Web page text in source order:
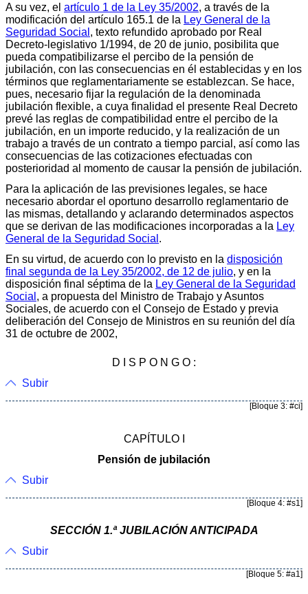
A su vez, el artículo 1 de la Ley 35/2002, a través de la
modificación del artículo 165.1 de la Ley General de la
Seguridad Social , texto refundido aprobado por Real
Decreto-legislativo 1/1994, de 20 de junio, posibilita que
pueda compatibilizarse el percibo de la pensión de
jubilación, con las consecuencias en él establecidas y en los
términos que reglamentariamente se establezcan. Se hace,
pues, necesario fijar la regulación de la denominada
jubilación flexible, a cuya finalidad el presente Real Decreto
prevé las reglas de compatibilidad entre el percibo de la
jubilación, en un importe reducido, y la realización de un
trabajo a través de un contrato a tiempo parcial, así como las
consecuencias de las cotizaciones efectuadas con
posterioridad al momento de causar la pensión de jubilación.
Para la aplicación de las previsiones legales, se hace
necesario abordar el oportuno desarrollo reglamentario de
las mismas, detallando y aclarando determinados aspectos
que se derivan de las modificaciones incorporadas a la Ley
General de la Seguridad Social .
En su virtud, de acuerdo con lo previsto en la disposición
final segunda de la Ley 35/2002, de 12 de julio, y en la
disposición final séptima de la Ley General de la Seguridad
Social , a propuesta del Ministro de Trabajo y Asuntos
Sociales, de acuerdo con el Consejo de Estado y previa
deliberación del Consejo de Ministros en su reunión del día
31 de octubre de 2002,
D I S P O N G O :
Subir
[Bloque 3: #ci]
CAPÍTULO I
Pensión de jubilación
Subir
[Bloque 4: #s1]
SECCIÓN 1.ª JUBILACIÓN ANTICIPADA
Subir
[Bloque 5: #a1]